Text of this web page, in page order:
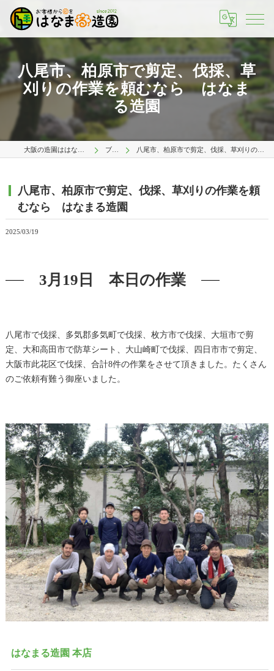
八尾市、柏原市で剪定、伐採、草
刈りの作業を頼むなら はなま
る造園
ブログ 八尾市、柏原市で剪定、伐採、草刈りの作業を頼むなら はなまる造園
八尾市、柏原市で剪定、伐採、草刈りの作業を頼
むなら はなまる造園
2025/03/19
3月19日 本日の作業
八尾市で伐採、多気郡多気町で伐採、枚方市で伐採、大垣市で剪
定、大和高田市で防草シート、大山崎町で伐採、四日市市で剪定、
大阪市此花区で伐採、合計8件の作業をさせて頂きました。たくさん
のご依頼有難う御座いました。
はなまる造園 本店